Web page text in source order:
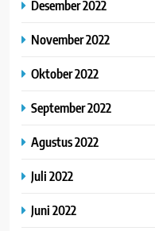
Desember 2022
November 2022
Oktober 2022
September 2022
Agustus 2022
Juli 2022
Juni 2022